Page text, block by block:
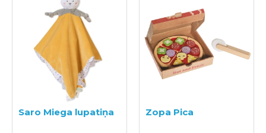
Saro Miega lupatiņa Zopa Pica